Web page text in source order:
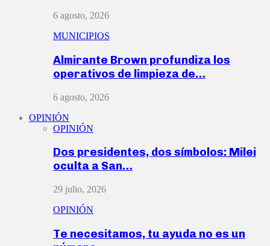
6 agosto, 2026
MUNICIPIOS
Almirante Brown profundiza los
operativos de limpieza de…
6 agosto, 2026
OPINIÓN
OPINIÓN
Dos presidentes, dos símbolos: Milei
oculta a San…
29 julio, 2026
OPINIÓN
Te necesitamos, tu ayuda no es un